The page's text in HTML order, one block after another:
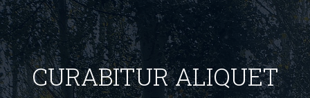
CURABITUR ALIQUET